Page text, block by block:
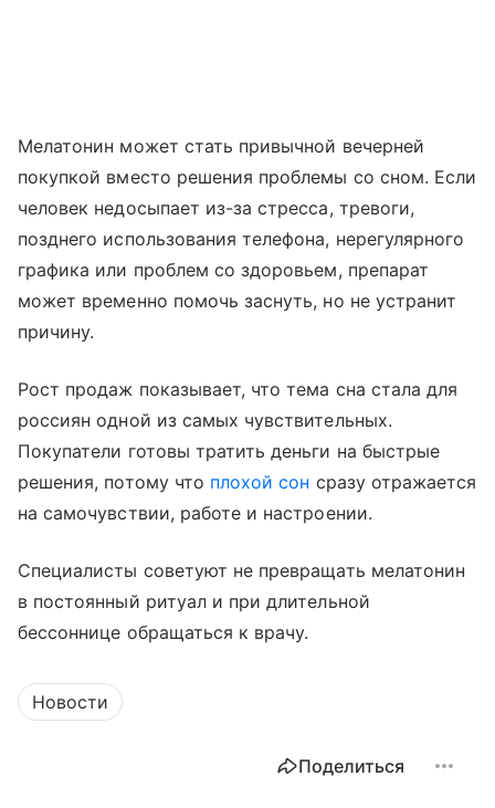
Мелатонин может стать привычной вечерней
покупкой вместо решения проблемы со сном. Если
человек недосыпает из-за стресса, тревоги,
позднего использования телефона, нерегулярного
графика или проблем со здоровьем, препарат
может временно помочь заснуть, но не устранит
причину.
Рост продаж показывает, что тема сна стала для
россиян одной из самых чувствительных.
Покупатели готовы тратить деньги на быстрые
решения, потому что плохой сон сразу отражается
на самочувствии, работе и настроении.
Специалисты советуют не превращать мелатонин
в постоянный ритуал и при длительной
бессоннице обращаться к врачу.
Новости
Поделиться